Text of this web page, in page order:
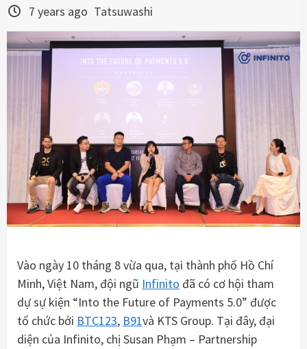
7 years ago Tatsuwashi
Vào ngày 10 tháng 8 vừa qua, tại thành phố Hồ Chí
Minh, Việt Nam, đội ngũ Infinito đã có cơ hội tham
dự sự kiện “Into the Future of Payments 5.0” được
tổ chức bởi BTC123, B91và KTS Group. Tại đây, đại
diện của Infinito, chị Susan Phạm – Partnership